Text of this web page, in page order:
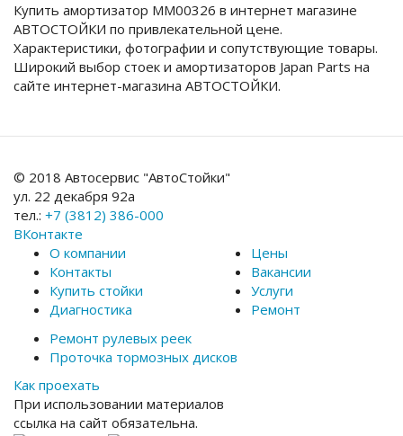
Купить амортизатор MM00326 в интернет магазине
АВТОСТОЙКИ по привлекательной цене.
Характеристики, фотографии и сопутствующие товары.
Широкий выбор стоек и амортизаторов Japan Parts на
сайте интернет-магазина АВТОСТОЙКИ.
© 2018 Автосервис "АвтоСтойки"
ул. 22 декабря 92а
тел.: +7 (3812) 386-000
ВКонтакте
О компании
Контакты
Купить стойки
Диагностика
Цены
Вакансии
Услуги
Ремонт
Ремонт рулевых реек
Проточка тормозных дисков
Как проехать
При использовании материалов
ссылка на сайт обязательна.